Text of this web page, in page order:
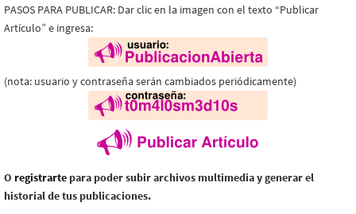
PASOS PARA PUBLICAR: Dar clic en la imagen con el texto “Publicar
Artículo” e ingresa:
(nota: usuario y contraseña serán cambiados periódicamente)
O registrarte para poder subir archivos multimedia y generar el
historial de tus publicaciones.